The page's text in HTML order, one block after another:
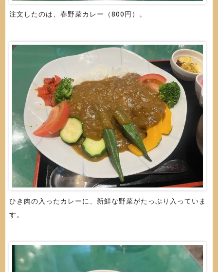
注文したのは、春野菜カレー（800円）。
ひき肉の入ったカレーに、新鮮な野菜がたっぷり入っていま
す。